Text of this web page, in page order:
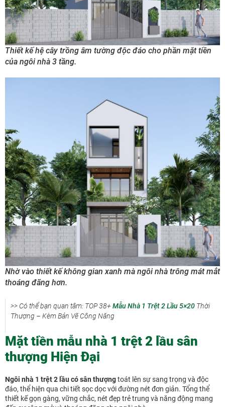
Thiết kế hệ cây trồng âm tường độc đáo cho phần mặt tiền
của ngôi nhà 3 tầng.
Nhờ vào thiết kế không gian xanh mà ngôi nhà trông mát mắt
thoáng đãng hơn.
>> Có thể bạn quan tâm: TOP 38+Mẫu Nhà 1 Trệt 2 Lầu 5×20 Thời
Thượng – Kèm Bản Vẽ Công Năng
Mặt tiền mẫu nhà 1 trệt 2 lầu sân
thượng Hiện Đại
Ngôi nhà 1 trệt 2 lầu có sân thượngtoát lên sự sang trọng và độc
đáo, thể hiện qua chi tiết sọc dọc với đường nét đơn giản. Tổng thể
thiết kế gọn gàng, vững chắc, nét đẹp trẻ trung và năng động mang